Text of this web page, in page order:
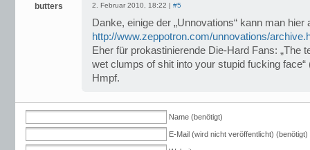
butters 2. Februar 2010, 18:22 | #5
Danke, einige der „Unnovations“ kann man hier
http://www.zeppotron.com/unnovations/
Eher für prokastinierende Die-Hard Fans: „The
wet clumps of shit into your stupid fucking face“
Hmpf.
Name (benötigt)
E-Mail (wird nicht veröffentlicht) (benötigt)